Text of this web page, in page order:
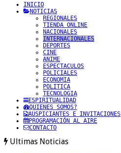
INICIO
NOTICIAS
REGIONALES
TIENDA ONLINE
NACIONALES
INTERNACIONALES
DEPORTES
CINE
ANIME
ESPECTACULOS
POLICIALES
ECONOMIA
POLITICA
TECNOLOGIA
ESPIRITUALIDAD
QUIENES SOMOS?
AUSPICIANTES E INVITACIONES
PROGRAMACIÓN AL AIRE
CONTACTO
Ultimas Noticias